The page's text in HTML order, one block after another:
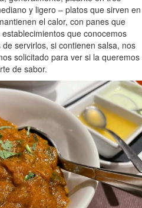
y ligero – platos que sirven en
el calor, con panes que
que conocemos
servirlos, si contienen salsa, nos
solicitado para ver si la queremos
de sabor.